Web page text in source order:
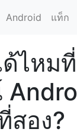
Android แท็ก
ด้ไหม
สอง?